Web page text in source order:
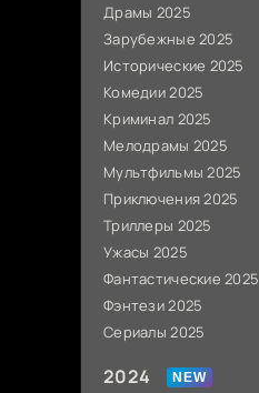
Драмы 2025
Зарубежные 2025
Исторические 2025
Комедии 2025
Криминал 2025
Мелодрамы 2025
Мультфильмы 2025
Приключения 2025
Триллеры 2025
Ужасы 2025
Фантастические 2025
Фэнтези 2025
Сериалы 2025
2024